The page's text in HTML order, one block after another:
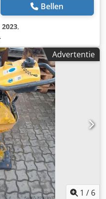
Bellen
2023,
Advertentie
1 / 6